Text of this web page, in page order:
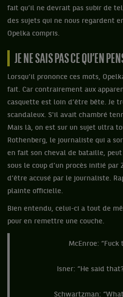
fait qu’il ne devrait pas subir de
des sujets qui ne nous regardent
Opelka compris.
JE NE SAIS PAS CE QU’EN
Lorsqu’il prononce ces mots,
fait. Car contrairement aux
casquette est loin d’être bête. Je
scandaleux. S'il avait chambré
Mais là, on est sur un sujet ultra
Rothenberg, le journaliste qui a
en fait son cheval de bataille,
sous le coup d’un procès initié par
d’être accusé par le journaliste.
plainte officielle.
Bien entendu, celui-ci a tout de
pour en remettre une couche.
McEnroe: “Fuck
Isner: “He said
Schwartzman: